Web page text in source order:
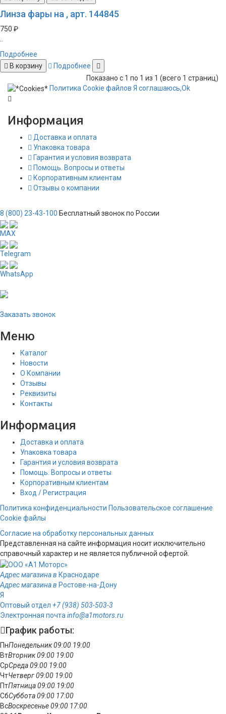
Линза фары на , арт. 144845
750 ₽
Подробнее
В корзину
Подробнее
Показано с 1 по 1 из 1 (всего 1 страниц)
Политика Сookie файлов Я соглашаюсь,Ok
Информация
Доставка и оплата
Упаковка товара
Гарантия и условия возврата
Помощь. Вопросы и ответы
Корпоративным клиентам
Отзывы о компании
8 (800) 23-43-100 Бесплатный звонок по России
MAX
Telegram
WhatsApp
Заказать звонок
Меню
Каталог
Новости
О Компании
Отзывы
Реквизиты
Контакты
Информация
Доставка и оплата
Упаковка товара
Гарантия и условия возврата
Помощь. Вопросы и ответы
Корпоративным клиентам
Вход / Регистрация
Политика конфиденциальности Пользовательское соглашение
Cookie файлы
Согласие на обработку персональных данных
Представленная на сайте информация носит исключительно
справочный характер и не является публичной офертой.
Адрес магазина в Краснодаре
Адрес магазина в Ростове-на-Дону
Я
Оптовый отдел +7 (938) 503-503-3
Электронная почта info@a1motors.ru
График работы:
ПнПонедельник09:00 19:00
ВтВторник09:00 19:00
СрСреда09:00 19:00
ЧтЧетверг09:00 19:00
ПтПятница09:00 19:00
СбСуббота09:00 17:00
ВсВоскресенье09:00 17:00